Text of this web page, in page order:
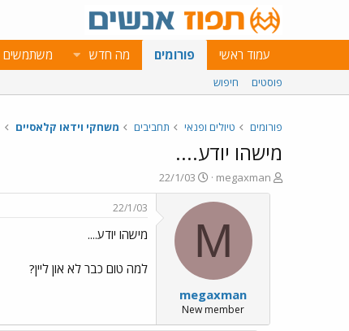
עמוד ראשי פורומים מה חדש משתמשים
פוסטים חיפוש
פורומים טיולים ופנאי תחביבים משחקי וידאו קלאסיים
מישהו יודע....
פ
ו
megaxman
פ
ו
ר
א
ר
י
ך
22/1/03
M
megaxman
New member
22/1/03
מישהו יודע....
למה טום כבר לא און ליין?